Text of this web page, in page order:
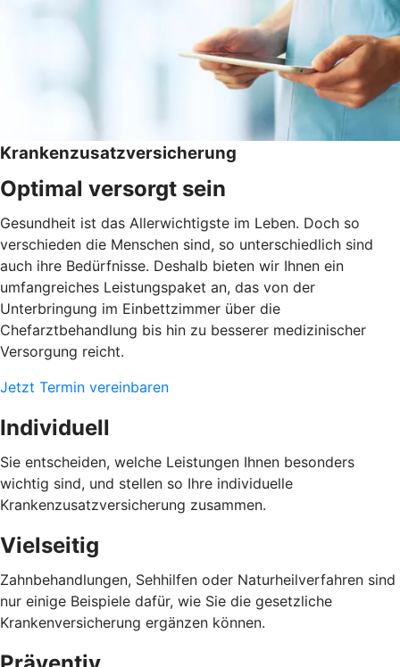
Krankenzusatzversicherung
Optimal versorgt sein
Gesundheit ist das Allerwichtigste im Leben. Doch so
verschieden die Menschen sind, so unterschiedlich sind
auch ihre Bedürfnisse. Deshalb bieten wir Ihnen ein
umfangreiches Leistungspaket an, das von der
Unterbringung im Einbettzimmer über die
Chefarztbehandlung bis hin zu besserer medizinischer
Versorgung reicht.
Jetzt Termin vereinbaren
Individuell
Sie entscheiden, welche Leistungen Ihnen besonders
wichtig sind, und stellen so Ihre individuelle
Krankenzusatzversicherung zusammen.
Vielseitig
Zahnbehandlungen, Sehhilfen oder Naturheilverfahren sind
nur einige Beispiele dafür, wie Sie die gesetzliche
Krankenversicherung ergänzen können.